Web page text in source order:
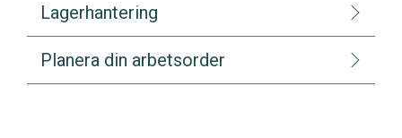
Lagerhantering
Planera din arbetsorder